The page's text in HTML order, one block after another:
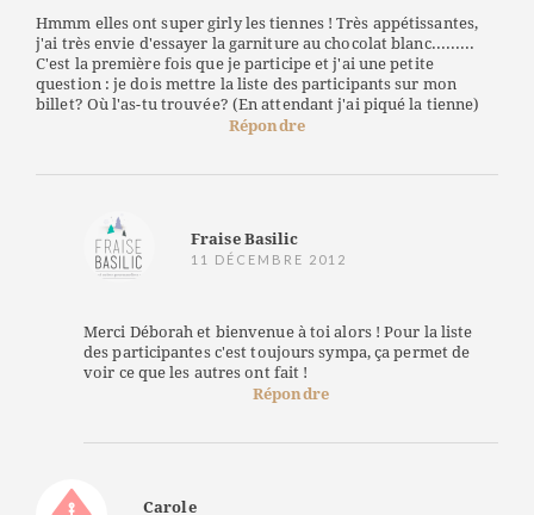
Hmmm elles ont super girly les tiennes ! Très appétissantes,
j'ai très envie d'essayer la garniture au chocolat blanc.........
C'est la première fois que je participe et j'ai une petite
question : je dois mettre la liste des participants sur mon
billet? Où l'as-tu trouvée? (En attendant j'ai piqué la tienne)
Répondre
Fraise Basilic
11 DÉCEMBRE 2012
Merci Déborah et bienvenue à toi alors ! Pour la liste
des participantes c'est toujours sympa, ça permet de
voir ce que les autres ont fait !
Répondre
Carole